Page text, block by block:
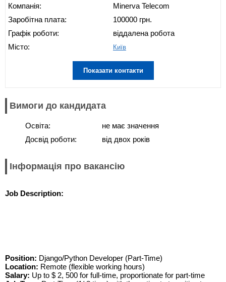
Компанія:
Заробітна плата:
Графік роботи:
Місто:
Minerva Telecom
100000 грн.
віддалена робота
Київ
Показати контакти
Вимоги до кандидата
Освіта:
Досвід роботи:
не має значення
від двох років
Інформація про вакансію
Job Description:
Position: Django/Python Developer (Part-Time)
Location: Remote (flexible working hours)
Salary: Up to $ 2, 500 for full-time, proportionate for part-time